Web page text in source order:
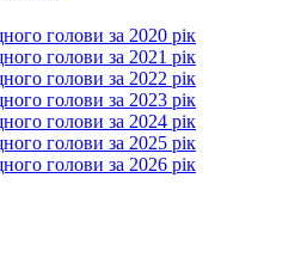
голови за 2020 рік
голови за 2021 рік
голови за 2022 рік
голови за 2023 рік
голови за 2024 рік
голови за 2025 рік
голови за 2026 рік